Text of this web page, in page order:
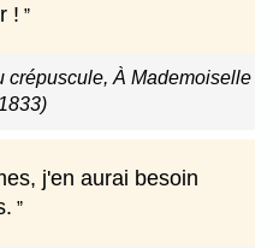
!
crépuscule, À Mademoiselle
j'en aurai besoin